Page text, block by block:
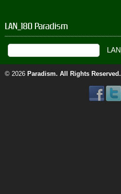
LAN_180 Paradism
© 2026 Paradism. All Rights Reserved.